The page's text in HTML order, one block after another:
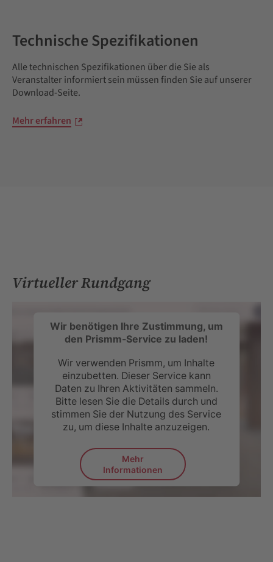
Technische Spezifikationen
Alle technischen Spezifikationen über die Sie als
Veranstalter informiert sein müssen finden Sie auf unserer
Download-Seite.
Mehr erfahren
Virtueller Rundgang
Wir benötigen Ihre Zustimmung, um
den Prismm-Service zu laden!
Wir verwenden Prismm, um Inhalte
einzubetten. Dieser Service kann
Daten zu Ihren Aktivitäten sammeln.
Bitte lesen Sie die Details durch und
stimmen Sie der Nutzung des Service
zu, um diese Inhalte anzuzeigen.
Mehr
Informationen
Akzeptieren